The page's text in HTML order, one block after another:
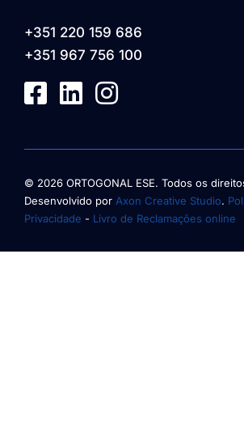
+351 220 159 686
+351 967 756 100
© 2026 ORTOGONAL ESE. Todos os
Desenvolvido por Axon Creative Studio.
Privacidade - Livro de Reclamações online